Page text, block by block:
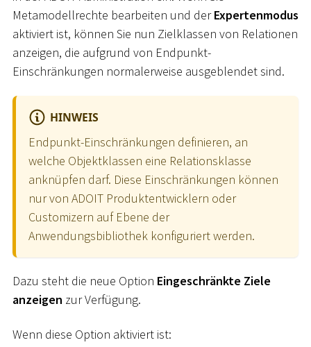
Metamodellrechte bearbeiten und derExpertenmodus
aktiviert ist, können Sie nun Zielklassen von Relationen
anzeigen, die aufgrund von Endpunkt-
Einschränkungen normalerweise ausgeblendet sind.
HINWEIS
Endpunkt-Einschränkungen definieren, an
welche Objektklassen eine Relationsklasse
anknüpfen darf. Diese Einschränkungen können
nur von ADOIT Produktentwicklern oder
Customizern auf Ebene der
Anwendungsbibliothek konfiguriert werden.
Dazu steht die neue Option Eingeschränkte Ziele
anzeigen zur Verfügung.
Wenn diese Option aktiviert ist: